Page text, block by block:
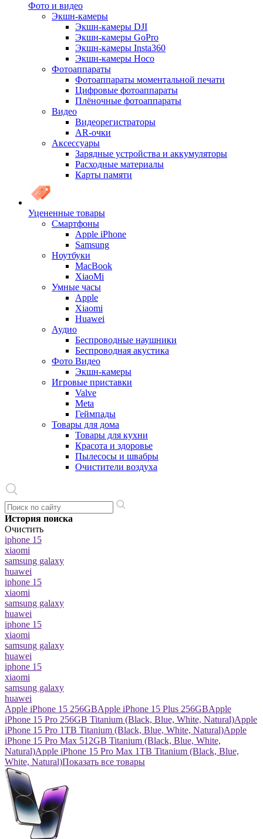
Фото и видео
Экшн-камеры
Экшн-камеры DJI
Экшн-камеры GoPro
Экшн-камеры Insta360
Экшн-камеры Hoco
Фотоаппараты
Фотоаппараты моментальной печати
Цифровые фотоаппараты
Плёночные фотоаппараты
Видео
Видеорегистраторы
AR-очки
Аксессуары
Зарядные устройства и аккумуляторы
Расходные материалы
Карты памяти
Уцененные товары
Cмартфоны
Apple iPhone
Samsung
Ноутбуки
MacBook
XiaoMi
Умные часы
Apple
Xiaomi
Huawei
Аудио
Беспроводные наушники
Беспроводная акустика
Фото Видео
Экшн-камеры
Игровые приставки
Valve
Meta
Геймпады
Товары для дома
Товары для кухни
Красота и здоровье
Пылесосы и швабры
Очистители воздуха
История поиска
Очистить
iphone 15
xiaomi
samsung galaxy
huawei
iphone 15
xiaomi
samsung galaxy
huawei
iphone 15
xiaomi
samsung galaxy
huawei
iphone 15
xiaomi
samsung galaxy
huawei
Apple iPhone 15 256GBApple iPhone 15 Plus 256GBApple
iPhone 15 Pro 256GB Titanium (Black, Blue, White, Natural)Apple
iPhone 15 Pro 1TB Titanium (Black, Blue, White, Natural)Apple
iPhone 15 Pro Max 512GB Titanium (Black, Blue, White,
Natural)Apple iPhone 15 Pro Max 1TB Titanium (Black, Blue,
White, Natural)Показать все товары